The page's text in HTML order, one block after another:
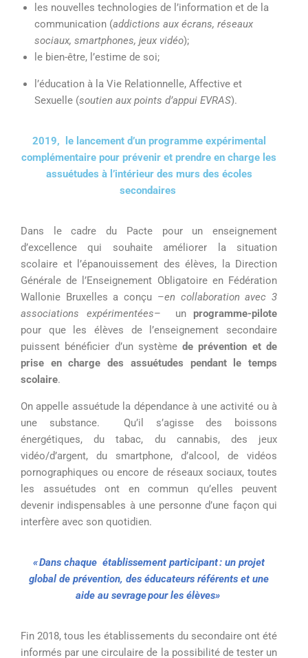
les nouvelles technologies de l’information et de la
communication (addictions aux écrans, réseaux
sociaux, smartphones, jeux vidéo);
le bien-être, l’estime de soi;
l’éducation à la Vie Relationnelle, Affective et
Sexuelle (soutien aux points d’appui EVRAS).
2019, le lancement d’un programme expérimental
complémentaire pour prévenir et prendre en charge l es
assuétudes à l’intérieurdes murs des écoles
secondaires
Dans le cadre du Pactepour un enseignement
d’excellence qui souhaiteaméliorer la situation
scolaire et l’épanouissement des élèves, la Direction
Générale de l’Enseignement Obligatoire en Fédération
Wallonie Bruxelles a conçu –en collaboration avec 3
associations expérimentées– un programme-pilote
pour que
les élèves de l’enseignement secondaire
puissent bénéficier d’un système de prévention et de
prise en charge des assuétudes pendant le temps
scolaire.
On appelle assuétude la dépendance à une activité ou à
une substance. Qu’il s’agisse des boissons
énergétiques, du tabac, du cannabis, des jeux
vidéo/d’argent, du smartphone, d’alcool, de vidéos
pornographiques ou encore de réseaux sociaux, toutes
les assuétudes ont en commun qu’elles peuvent
devenir indispensables à une personne d’une façon qui
interfère avec son quotidien.
« Dans chaque établissement participant : un projet
global de prévention, des éducateurs référents et une
aide au sevrage pour les élèves»
Fin 2018, tous les établissements du secondaire ont été
informés par une circulaire de la possibilité de tester un